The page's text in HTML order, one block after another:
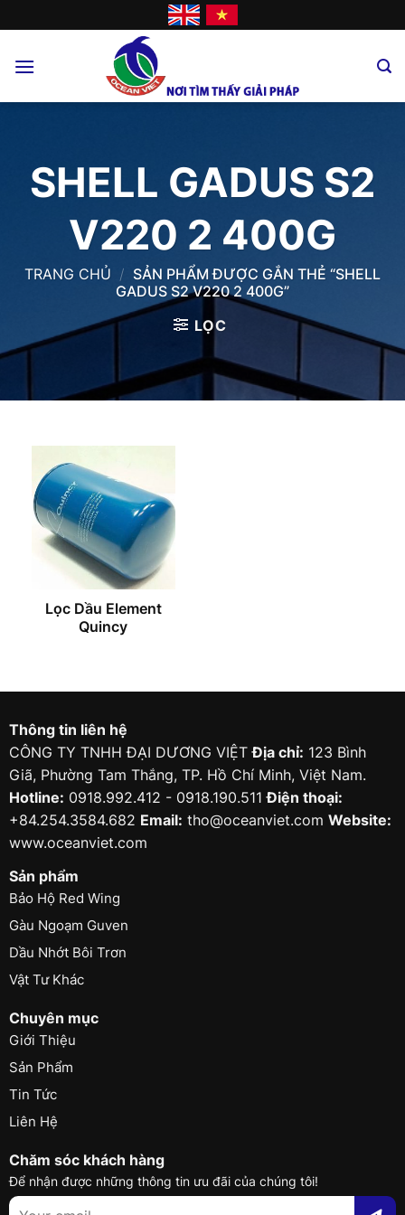
to
SHELL GADUS S2
V220 2 400G
TRANG CHỦ / SẢN PHẨM ĐƯỢC GẮN THẺ “SHELL
GADUS S2 V220 2 400G”
LỌC
Lọc Dầu Element
Quincy
Thông tin liên hệ
CÔNG TY TNHH ĐẠI DƯƠNG VIỆTĐịa chỉ: 123 Bình
Giã, Phường Tam Thắng, TP. Hồ Chí Minh, Việt Nam.
Hotline: 0918.992.412 - 0918.190.511Điện thoại:
+84.254.3584.682 Email: tho@oceanviet.com Website:
www.oceanviet.com
Sản phẩm
Bảo Hộ Red Wing
Gàu Ngoạm Guven
Dầu Nhớt Bôi Trơn
Vật Tư Khác
Chuyên mục
Giới Thiệu
Sản Phẩm
Tin Tức
Liên Hệ
Chăm sóc khách hàng
Để nhận được những thông tin ưu đãi của chúng tôi!